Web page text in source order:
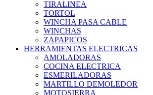
TIRALINEA
TORTOL
WINCHA PASA CABLE
WINCHAS
ZAPAPICOS
HERRAMIENTAS ELECTRICAS
AMOLADORAS
COCINA ELECTRICA
ESMERILADORAS
MARTILLO DEMOLEDOR
MOTOSIERRA